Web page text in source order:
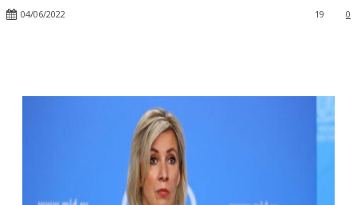
04/06/2022 0
19